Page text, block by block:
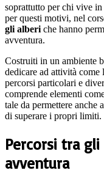
soprattutto per chi vive
per questi motivi, nel
gli alberi che hanno
avventura.
Costruiti in un ambiente
dedicare ad attività come
percorsi particolari e
comprende elementi
tale da permettere anche
di superare i propri limiti.
Percorsi tra
avventura